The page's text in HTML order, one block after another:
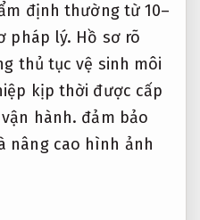
định thường từ 10–
pháp lý. Hồ sơ rõ
thủ tục vệ sinh môi
kịp thời được cấp
hành. đảm bảo
nâng cao hình ảnh